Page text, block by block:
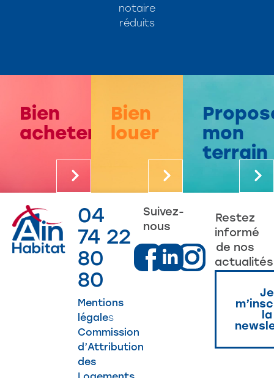
notaire
réduits
Bien
acheter
Bien
louer
mon
terrain
04
74 22
80
80
Mentions
légales
Commission
d’Attribution
des
Suivez-
nous
Restez
informé
de nos
actualités
Je
la